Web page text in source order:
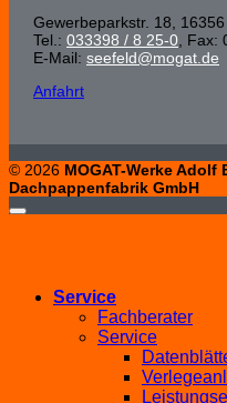
Gewerbeparkstr. 18,
Tel.: 033398 / 8 25-0 ,
E-Mail: seefeld@mogat.de
Anfahrt
© 2026 MOGAT-Werke
Dachpappenfabrik GmbH
Service
Fachberater
Service